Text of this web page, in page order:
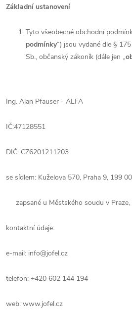
Základní ustanovení
Tyto všeobecné obchodní
podmínky“) jsou vydané dle §
Sb., občanský zákoník (dále jen „
Ing. Alan Pfauser - ALFA
IČ:47128551
DIČ: CZ6201211203
se sídlem: Kuželova 570, Praha 9, 199 00
zapsané u Městského soudu v
kontaktní údaje:
e-mail: info@jofel.cz
telefon: +420 602 144 194
web: www.jofel.cz